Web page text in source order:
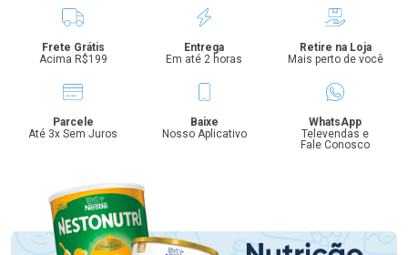
Benefícios
Frete Grátis
Acima R$199
Entrega
Em até 2 horas
Retire na Loja
Mais perto de você
Parcele
Até 3x Sem Juros
Baixe
Nosso Aplicativo
WhatsApp
Televendas e
Fale Conosco